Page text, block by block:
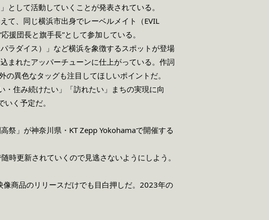
して活動していくことが発表されている。
て、同じ横浜市出身でレーベルメイト（EVIL
援団長と旗手長”として参加している。
ラダイス）」など横浜を象徴するスポットが登場
まれたアッパーチューンに仕上がっている。作詞
異色なタッグも注目してほしいポイントだ。
・住み続けたい」「訪れたい」まちの実現に向
く予定だ。
祭」が神奈川県・KT Zepp Yokohamaで開催する
時更新されていくので見逃さないようにしよう。
商品のリリースだけでも目白押しだ。2023年の